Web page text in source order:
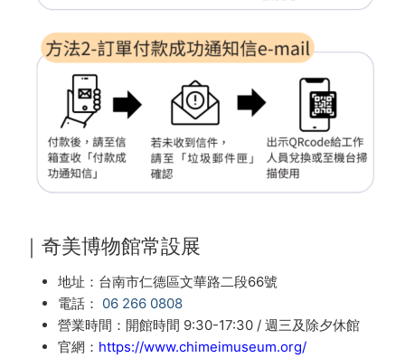
｜奇美博物館常設展
地址： 台南市仁德區文華路二段66號
電話： 06 266 0808
營業時間：開館時間 9:30-17:30 / 週三及除夕休館
官網： https://www.chimeimuseum.org/